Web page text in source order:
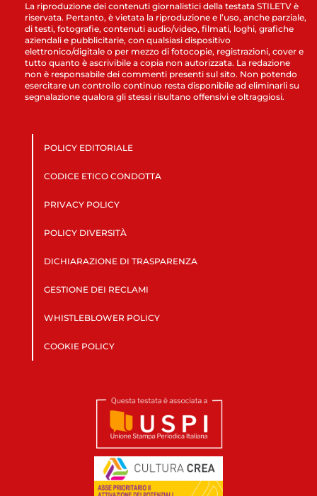
La riproduzione dei contenuti giornalistici della testata STILETV è
riservata. Pertanto, è vietata la riproduzione e l’uso, anche parziale,
di testi, fotografie, contenuti audio/video, filmati, loghi, grafiche
aziendali e pubblicitarie, con qualsiasi dispositivo
elettronico/digitale o per mezzo di fotocopie, registrazioni, cover e
tutto quanto è ascrivibile a copia non autorizzata. La redazione
non è responsabile dei commenti presenti sul sito. Non potendo
esercitare un controllo continuo resta disponibile ad eliminarli su
segnalazione qualora gli stessi risultano offensivi e oltraggiosi.
POLICY EDITORIALE
CODICE ETICO CONDOTTA
PRIVACY POLICY
POLICY DIVERSITÀ
DICHIARAZIONE DI TRASPARENZA
GESTIONE DEI RECLAMI
WHISTLEBLOWER POLICY
COOKIE POLICY